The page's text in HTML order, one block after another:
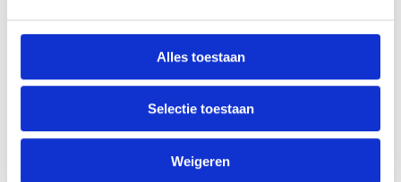
Alles toestaan
Selectie toestaan
Weigeren
COLLAGEEN FORMULE
€93,00